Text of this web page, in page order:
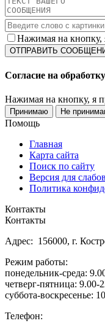
Нажимая на кнопку,
Согласие на
Нажимая на кнопку, я
Принимаю Не
Помощь
Главная
Карта сайта
Поиск по сайту
Версия для
Политика
Контакты
Контакты
Адрес: 156000, г.
Режим работы:
понедельник-среда:
четверг-пятница: 9.00-
суббота-воскресенье:
Телефон: